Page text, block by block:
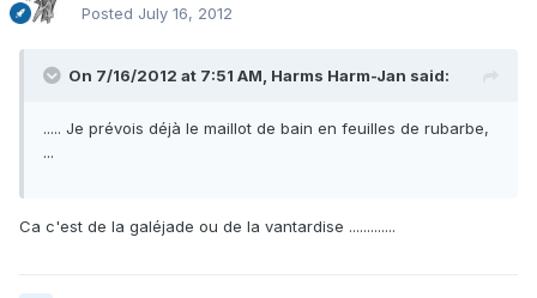
Posted July 16, 2012
On 7/16/2012 at 7:51 AM, Harms Harm-Jan said:
..... Je prévois déjà le maillot de bain en feuilles de rubarbe,
...
Ca c'est de la galéjade ou de la vantardise .............